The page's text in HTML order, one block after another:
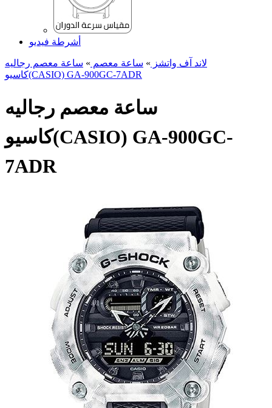
أشرطة فيديو
لاند آف واتشز » ساعة معصم » ساعة معصم رجالیه
کاسیو(CASIO) GA-900GC-7ADR
ساعة معصم رجالیه
کاسیو(CASIO) GA-900GC-
7ADR